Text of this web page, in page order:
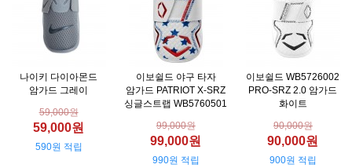
나이키 다이아몬드
암가드 그레이
59,000원
59,000원
590원 적립
이보쉴드 야구 타자
암가드 PATRIOT X-SRZ
싱글스트랩 WB5760501
99,000원
99,000원
990원 적립
이보쉴드 WB5726002
PRO-SRZ 2.0 암가드
화이트
90,000원
90,000원
900원 적립